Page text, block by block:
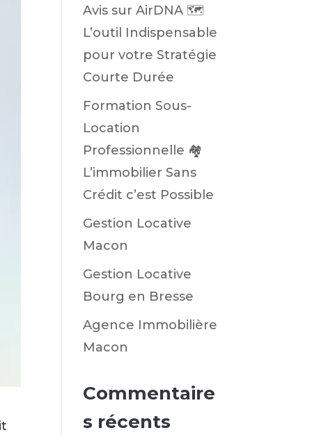
Avis sur AirDNA 🗺️
L’outil Indispensable
pour votre Stratégie
Courte Durée
Formation Sous-
Location
Professionnelle 🏘️
L’immobilier Sans
Crédit c’est Possible
Gestion Locative
Macon
Gestion Locative
Bourg en Bresse
Agence Immobilière
Macon
Commentaire
s récents